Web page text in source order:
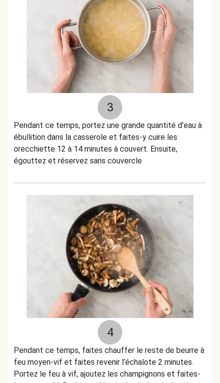
3
Pendant ce temps, portez une grande quantité d’eau à
ébullition dans la casserole et faites-y cuire les
orecchiette 12 à 14 minutes à couvert. Ensuite,
égouttez et réservez sans couvercle
4
Pendant ce temps, faites chauffer le reste de beurre à
feu moyen-vif et faites revenir l’échalote 2 minutes.
Portez le feu à vif, ajoutez les champignons et faites-